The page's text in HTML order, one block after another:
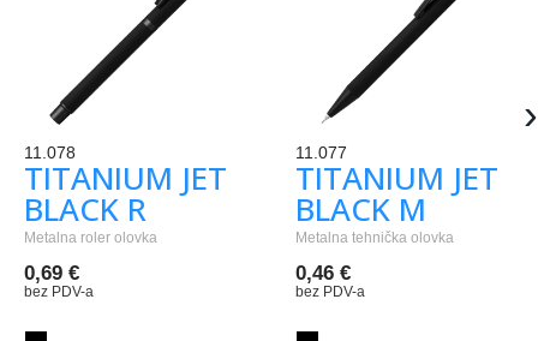
11.078
TITANIUM JET
BLACK R
Metalna roler olovka
0,69 €
bez PDV-a
11.077
TITANIUM JET
BLACK M
Metalna tehnička olovka
0,46 €
bez PDV-a
›